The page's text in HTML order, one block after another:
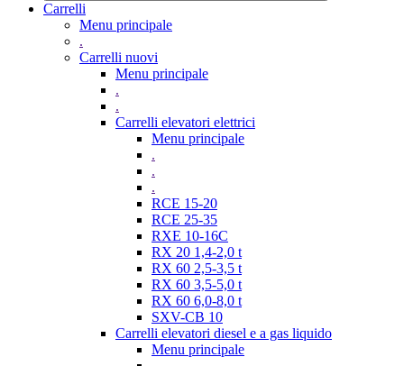
Carrelli
Menu principale
.
Carrelli nuovi
Menu principale
.
.
Carrelli elevatori elettrici
Menu principale
.
.
.
RCE 15-20
RCE 25-35
RXE 10-16C
RX 20 1,4-2,0 t
RX 60 2,5-3,5 t
RX 60 3,5-5,0 t
RX 60 6,0-8,0 t
SXV-CB 10
Carrelli elevatori diesel e a gas liquido
Menu principale